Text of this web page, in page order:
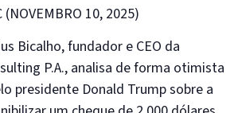
(NOVEMBRO 10, 2025)
Bicalho, fundador e CEO da
P.A., analisa de forma otimista
presidente Donald Trump sobre a